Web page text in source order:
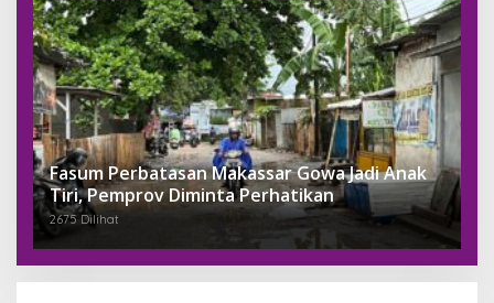
Fasum Perbatasan Makassar Gowa Jadi Anak
Tiri, Pemprov Diminta Perhatikan
2675 Dilihat